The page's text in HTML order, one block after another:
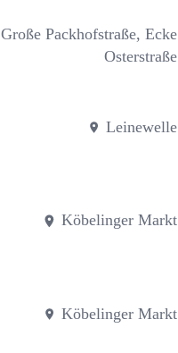
Große Packhofstraße, Ecke
Osterstraße
Leinewelle
Köbelinger Markt
Köbelinger Markt